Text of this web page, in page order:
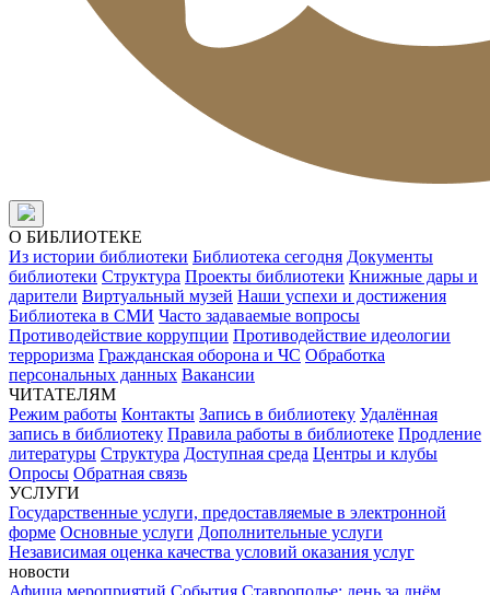
О БИБЛИОТЕКЕ
Из истории библиотеки Библиотека сегодня Документы
библиотеки Структура Проекты библиотеки Книжные дары и
дарители Виртуальный музей Наши успехи и достижения
Библиотека в СМИ Часто задаваемые вопросы
Противодействие коррупции Противодействие идеологии
терроризма Гражданская оборона и ЧС Обработка
персональных данных Вакансии
ЧИТАТЕЛЯМ
Режим работы Контакты Запись в библиотеку Удалённая
запись в библиотеку Правила работы в библиотеке Продление
литературы Структура Доступная среда Центры и клубы
Опросы Обратная связь
УСЛУГИ
Государственные услуги, предоставляемые в электронной
форме Основные услуги Дополнительные услуги
Независимая оценка качества условий оказания услуг
новости
Афиша мероприятий События Ставрополье: день за днём